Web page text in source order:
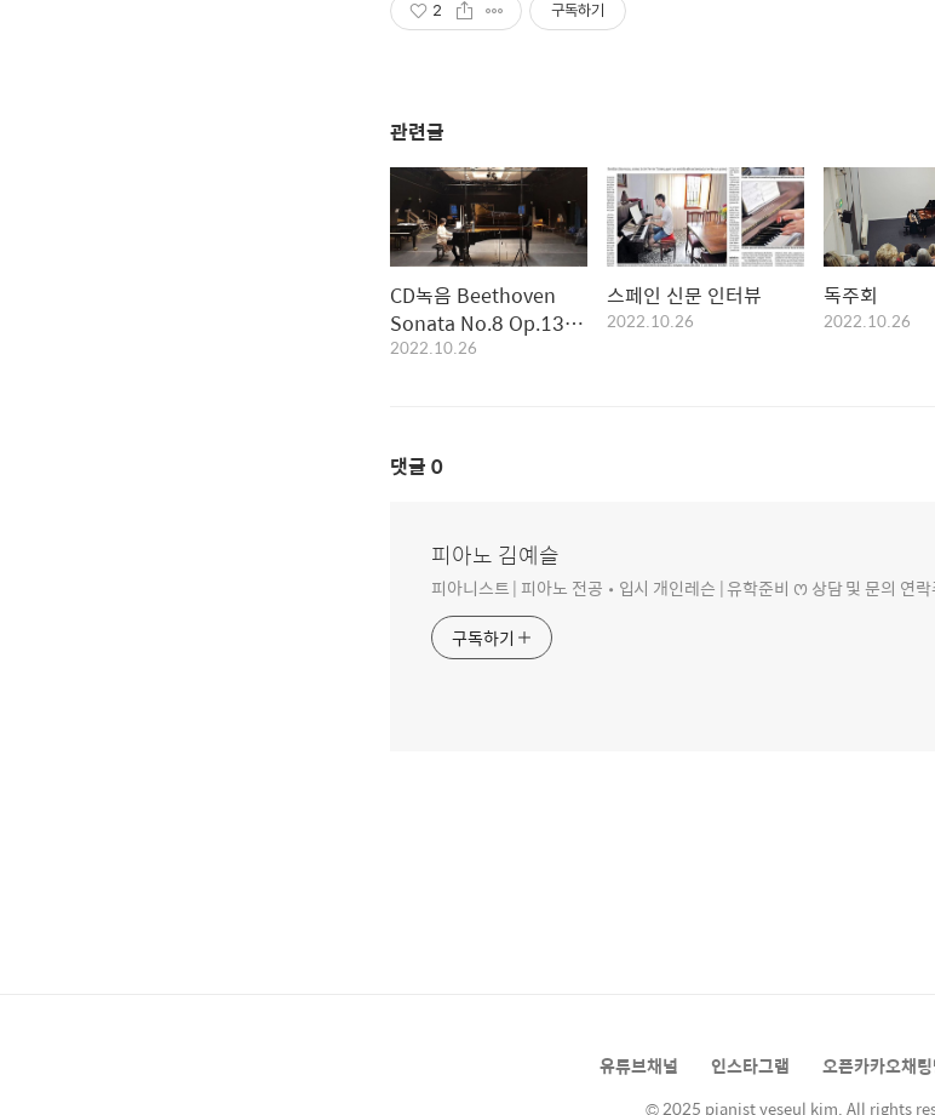
2 구독하기
관련글
CD녹음 Beethoven
Sonata No.8 Op.13 in
C Major ‚Pathetique‘
2022.10.26
스페인 신문 인터뷰
2022.10.26
독주회
2022.10.26
댓글 0
피아노 김예슬
피아니스트 | 피아노 전공•입시 개인레슨 | 유학준비 ꯁ 상담 및 문의 연
구독하기
유튜브채널 인스타그램 오픈카카오채
© 2025 pianist yeseul kim. All rights